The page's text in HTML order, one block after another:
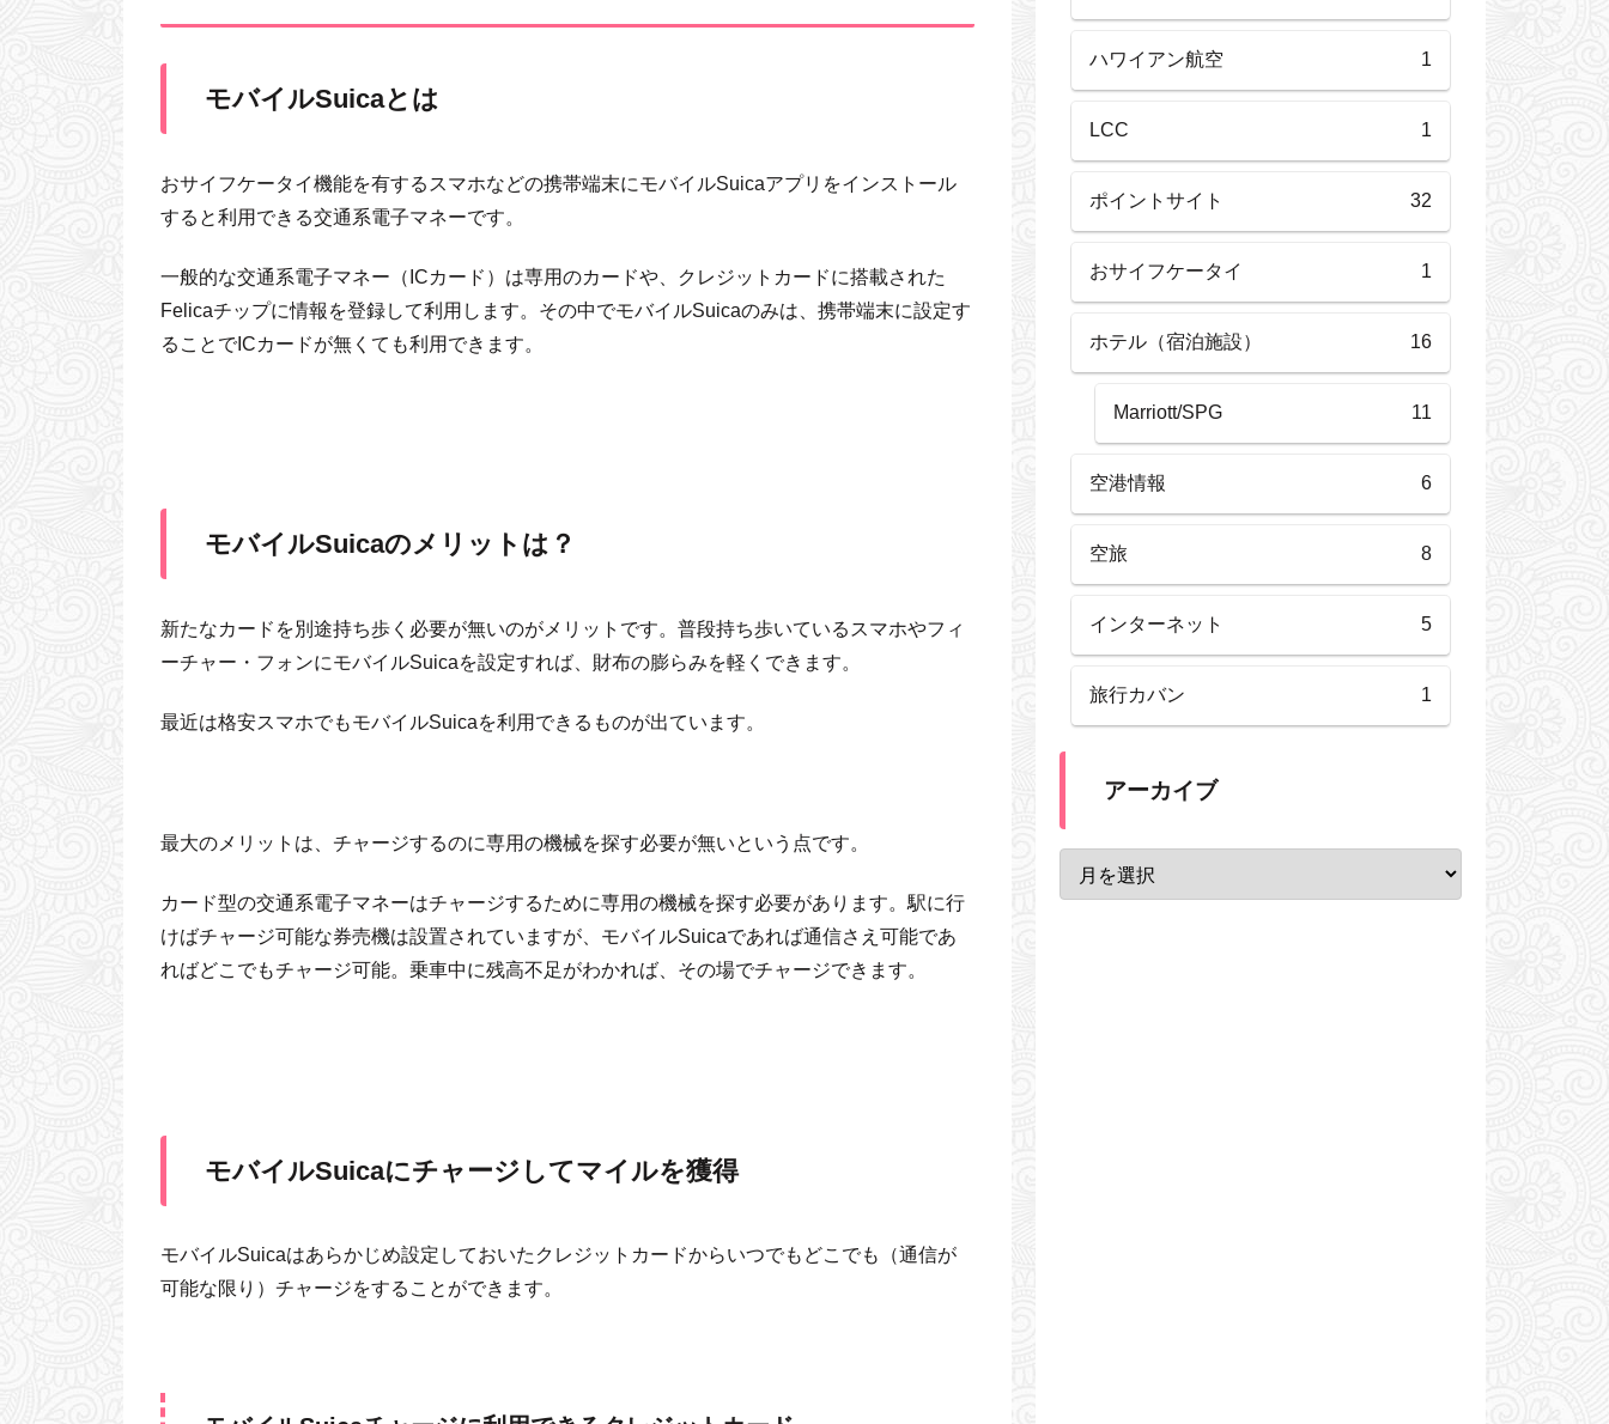
モバイルSuicaとは
おサイフケータイ機能を有するスマホなどの携帯端末にモバイルSuicaアプリをインストール
すると利用できる交通系電子マネーです。
一般的な交通系電子マネー（ICカード）は専用のカードや、クレジットカードに搭載された
Felicaチップに情報を登録して利用します。その中でモバイルSuicaのみは、携帯端末に設定す
ることでICカードが無くても利用できます。
モバイルSuicaのメリットは？
新たなカードを別途持ち歩く必要が無いのがメリットです。普段持ち歩いているスマホやフィ
ーチャー・フォンにモバイルSuicaを設定すれば、財布の膨らみを軽くできます。
最近は格安スマホでもモバイルSuicaを利用できるものが出ています。
最大のメリットは、チャージするのに専用の機械を探す必要が無いという点です。
カード型の交通系電子マネーはチャージするために専用の機械を探す必要があります。駅に行
けばチャージ可能な券売機は設置されていますが、モバイルSuicaであれば通信さえ可能であ
ればどこでもチャージ可能。乗車中に残高不足がわかれば、その場でチャージできます。
モバイルSuicaにチャージしてマイルを獲得
モバイルSuicaはあらかじめ設定しておいたクレジットカードからいつでもどこでも（通信が
可能な限り）チャージをすることができます。
ハワイアン航空 1
LCC 1
ポイントサイト 32
おサイフケータイ 1
ホテル（宿泊施設） 16
Marriott/SPG 11
空港情報 6
空旅 8
インターネット 5
旅行カバン 1
アーカイブ